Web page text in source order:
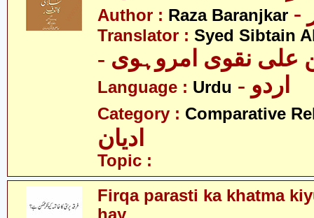
Author : Raza Baranjkar
Translator : Syed Sibtain
علی نقوی امروہوی
Language : Urdu - اردو
Category : Comparative
ادیان
Topic :
Firqa parasti ka khatma